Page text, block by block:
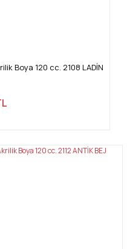
Boya 120 cc. 2108 LADİN